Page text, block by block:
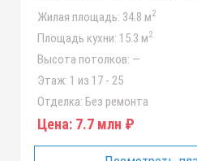
Жилая площадь: 34.8 м2
Площадь кухни: 15.3 м2
Высота потолков: —
Этаж: 1 из 17 - 25
Отделка: Без ремонта
Цена: 7.7 млн ₽